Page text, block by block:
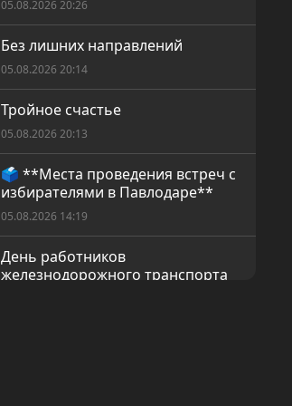
05.08.2026 20:26
Без лишних направлений
05.08.2026 20:14
Тройное счастье
05.08.2026 20:13
🗳️ **Места проведения встреч с
избирателями в Павлодаре**
05.08.2026 14:19
День работников
железнодорожного транспорта